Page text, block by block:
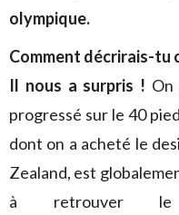
olympique.
Comment décrirais-tu
Il nous a surpris ! On
progressé sur le 40
dont on a acheté le
Zealand, est
à retrouver le